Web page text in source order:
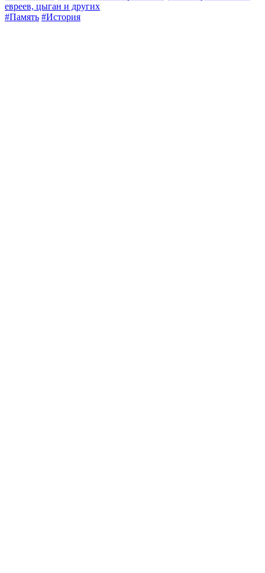
евреев, цыган и других
#Память #История